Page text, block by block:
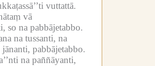
vuttattā.
vā
so na pabbājetabbo.
na tussanti, na
pabbājetabbo.
na paññāyanti,